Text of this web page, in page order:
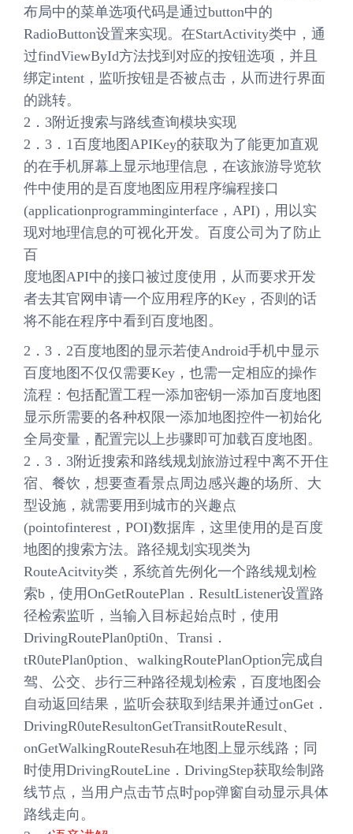
布局中的菜单选项代码是通过button中的
RadioButton设置来实现。在StartActivity类中，通
过findViewById方法找到对应的按钮选项，并且
绑定intent，监听按钮是否被点击，从而进行界面
的跳转。
2．3附近搜索与路线查询模块实现
2．3．1百度地图APIKey的获取为了能更加直观
的在手机屏幕上显示地理信息，在该旅游导览软
件中使用的是百度地图应用程序编程接口
(applicationprogramminginterface，API)，用以实
现对地理信息的可视化开发。百度公司为了防止
百
度地图API中的接口被过度使用，从而要求开发
者去其官网申请一个应用程序的Key，否则的话
将不能在程序中看到百度地图。
2．3．2百度地图的显示若使Android手机中显示
百度地图不仅仅需要Key，也需一定相应的操作
流程：包括配置工程一添加密钥一添加百度地图
显示所需要的各种权限一添加地图控件一初始化
全局变量，配置完以上步骤即可加载百度地图。
2．3．3附近搜索和路线规划旅游过程中离不开住
宿、餐饮，想要查看景点周边感兴趣的场所、大
型设施，就需要用到城市的兴趣点
(pointofinterest，POI)数据库，这里使用的是百度
地图的搜索方法。路径规划实现类为
RouteAcitvity类，系统首先例化一个路线规划检
索b，使用OnGetRoutePlan．ResultListener设置路
径检索监听，当输入目标起始点时，使用
DrivingRoutePlan0pti0n、Transi．
tR0utePlan0ption、walkingRoutePlanOption完成自
驾、公交、步行三种路径规划检索，百度地图会
自动返回结果，监听会获取到结果并通过onGet．
DrivingR0uteResultonGetTransitRouteResult、
onGetWalkingRouteResuh在地图上显示线路；同
时使用DrivingRouteLine．DrivingStep获取绘制路
线节点，当用户点击节点时pop弹窗自动显示具体
路线走向。